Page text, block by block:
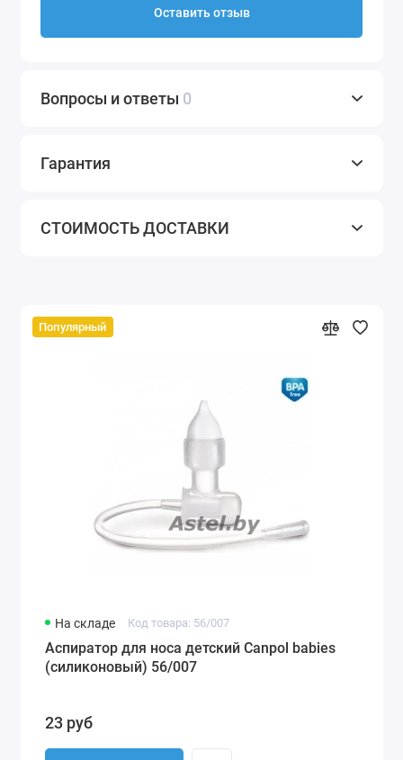
Оставить отзыв
Вопросы и ответы 0
Гарантия
СТОИМОСТЬ ДОСТАВКИ
Популярный
На складе Код товара: 56/007
Аспиратор для носа детский Canpol babies
(силиконовый) 56/007
23 руб